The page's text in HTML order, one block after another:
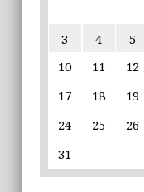
Дмитрий
туризм в
въездной — на
16:28
выделено 505
3
4 5
10
11 12
17
18 19
24
25 26
31